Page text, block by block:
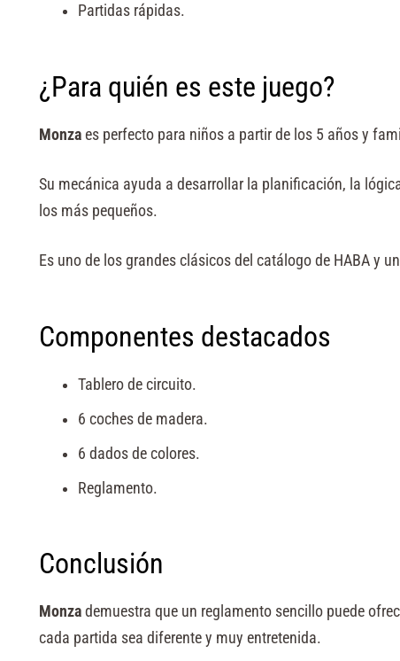
Partidas rápidas.
¿Para quién es este juego?
Monza es perfecto para niños a partir de los 5 años y
Su mecánica ayuda a desarrollar la planificación, la
los más pequeños.
Es uno de los grandes clásicos del catálogo de HABA y
Componentes destacados
Tablero de circuito.
6 coches de madera.
6 dados de colores.
Reglamento.
Conclusión
Monza demuestra que un reglamento sencillo puede
cada partida sea diferente y muy entretenida.